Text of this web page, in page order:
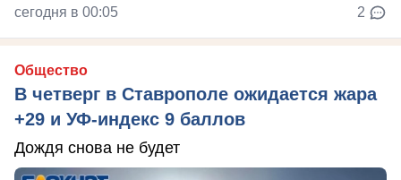
сегодня в 00:05 2
Общество
В четверг в Ставрополе ожидается жара
+29 и УФ-индекс 9 баллов
Дождя снова не будет